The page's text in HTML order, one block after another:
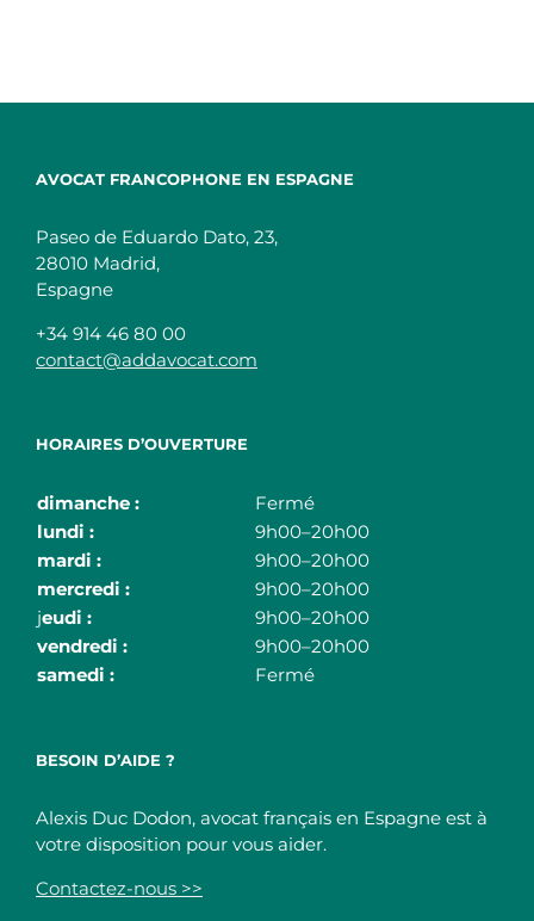
Avocat pénaliste en Espagne
Droit social en Espagne
Investir dans l’immobilier en Espagne
Recouvrement de créances en Espagne
Successions en Espagne
AVOCAT FRANCOPHONE EN ESPAGNE
Paseo de Eduardo Dato, 23,
28010 Madrid,
Espagne
+34 914 46 80 00
contact@addavocat.com
HORAIRES D’OUVERTURE
dimanche :
Fermé
lundi :
9h00–20h00
mardi :
9h00–20h00
mercredi :
9h00–20h00
jeudi :
9h00–20h00
vendredi :
9h00–20h00
samedi :
Fermé
BESOIN D’AIDE ?
Alexis Duc Dodon, avocat français en Espagne est à
votre disposition pour vous aider.
Contactez-nous >>